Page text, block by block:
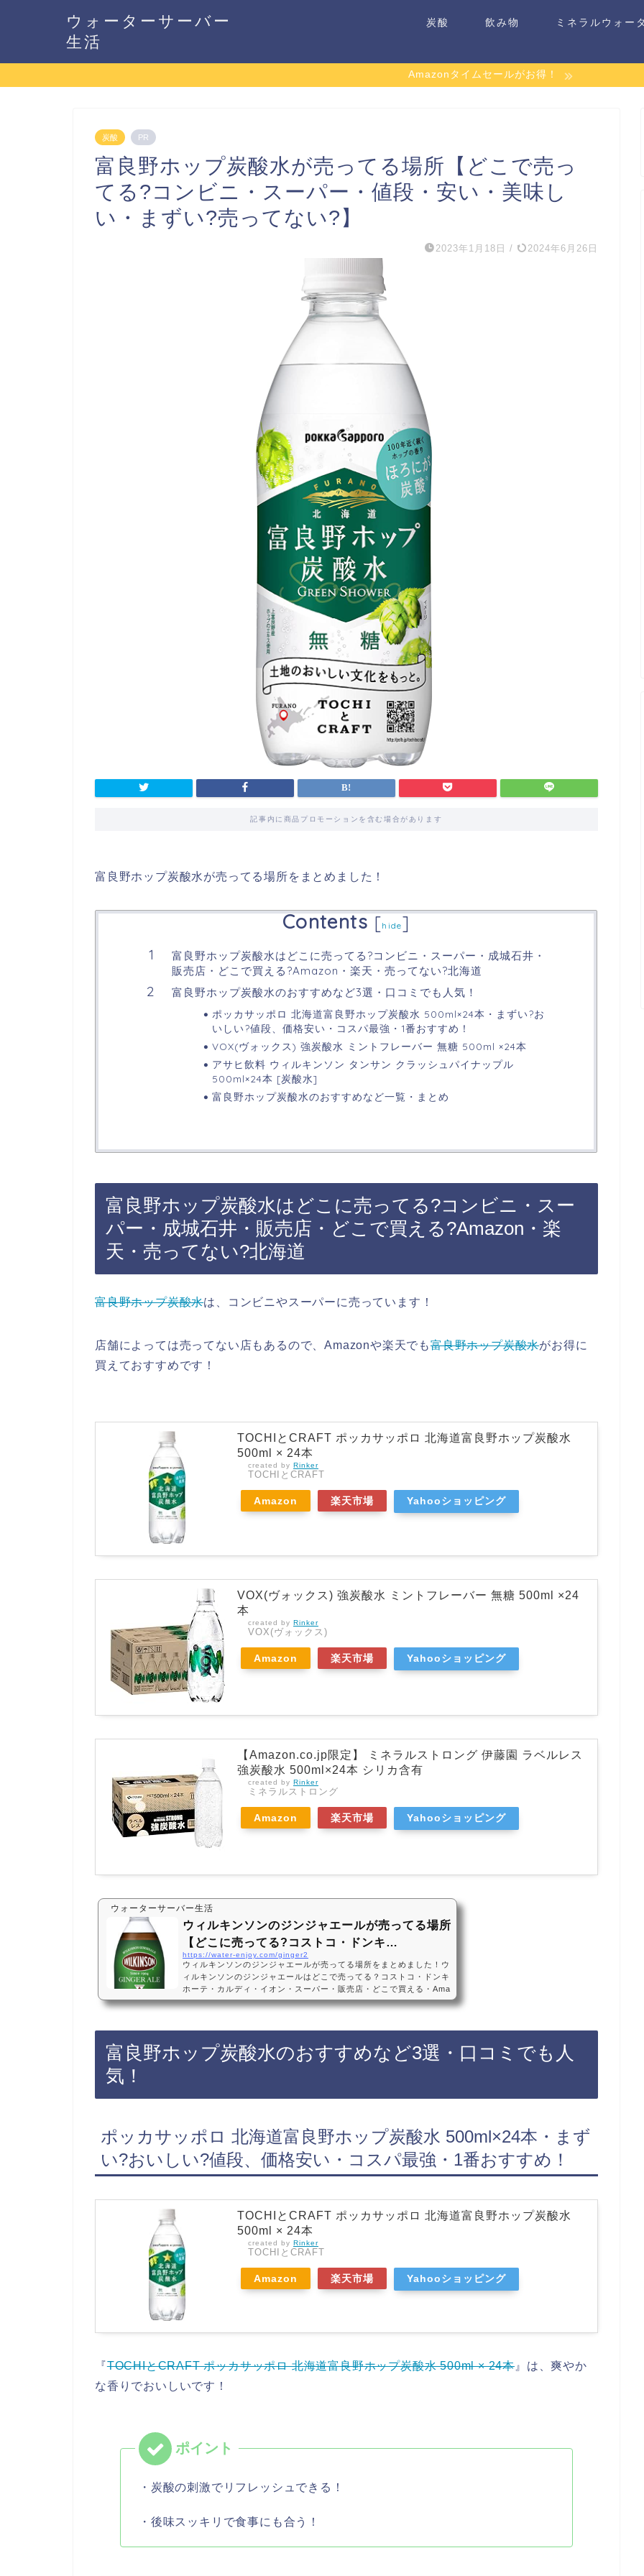
ウォーターサーバー
生活
炭酸 飲み物 ミネラルウォー
Amazonタイムセールがお得！
炭酸 PR
富良野ホップ炭酸水が売ってる場所【どこで売っ
てる?コンビニ・スーパー・値段・安い・美味し
い・まずい?売ってない?】
2023年1月18日 / 2024年6月26日
記事内に商品プロモーションを含む場合があります
富良野ホップ炭酸水が売ってる場所をまとめました！
Contents [hide]
富良野ホップ炭酸水はどこに売ってる?コンビニ・スーパー・成城石井・
販売店・どこで買える?Amazon・楽天・売ってない?北海道
富良野ホップ炭酸水のおすすめなど3選・口コミでも人気！
ポッカサッポロ 北海道富良野ホップ炭酸水 500ml×24本・まずい?お
いしい?値段、価格安い・コスパ最強・1番おすすめ！
VOX(ヴォックス) 強炭酸水 ミントフレーバー 無糖 500ml ×24本
アサヒ飲料 ウィルキンソン タンサン クラッシュパイナップル
500ml×24本 [炭酸水]
富良野ホップ炭酸水のおすすめなど一覧・まとめ
富良野ホップ炭酸水はどこに売ってる?コンビニ・スー
パー・成城石井・販売店・どこで買える?Amazon・楽
天・売ってない?北海道
富良野ホップ炭酸水は、コンビニやスーパーに売っています！
店舗によっては売ってない店もあるので、Amazonや楽天でも富良野ホップ炭酸水がお得に
買えておすすめです！
TOCHIとCRAFT ポッカサッポロ 北海道富良野ホップ炭酸水
500ml × 24本
created by Rinker
TOCHIとCRAFT
Amazon 楽天市場 Yahooショッピング
VOX(ヴォックス) 強炭酸水 ミントフレーバー 無糖 500ml ×24
本
created by Rinker
VOX(ヴォックス)
Amazon 楽天市場 Yahooショッピング
【Amazon.co.jp限定】 ミネラルストロング 伊藤園 ラベルレス
強炭酸水 500ml×24本 シリカ含有
created by Rinker
ミネラルストロング
Amazon 楽天市場 Yahooショッピング
ウォーターサーバー生活
ウィルキンソンのジンジャエールが売ってる場所
【どこに売ってる?コストコ・ドンキ…
https://water-enjoy.com/ginger2
ウィルキンソンのジンジャエールが売ってる場所をまとめました！ウ
ィルキンソンのジンジャエールはどこで売ってる？コストコ・ドンキ
ホーテ・カルディ・イオン・スーパー・販売店・どこで買える・Ama
zon・辛口・辛い・コンビニでは売ってない？ウィルキンソンのジン
ソンのジンジャエールを買うのも確実でおすすめです！ウィルキンソ
ンの…
富良野ホップ炭酸水のおすすめなど3選・口コミでも人
気！
ポッカサッポロ 北海道富良野ホップ炭酸水 500ml×24本・まず
い?おいしい?値段、価格安い・コスパ最強・1番おすすめ！
TOCHIとCRAFT ポッカサッポロ 北海道富良野ホップ炭酸水
500ml × 24本
created by Rinker
TOCHIとCRAFT
Amazon 楽天市場 Yahooショッピング
『TOCHIとCRAFT ポッカサッポロ 北海道富良野ホップ炭酸水 500ml × 24本』は、爽やか
な香りでおいしいです！
・炭酸の刺激でリフレッシュできる！
・後味スッキリで食事にも合う！